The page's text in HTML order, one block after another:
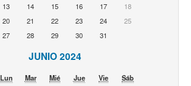
13 14 15 16 17
18
20 21 22 23 24
25
27 28 29 30 31
JUNIO 2024
Lun Mar Mié Jue Vie
Sáb